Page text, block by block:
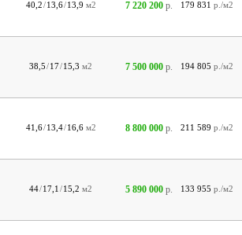
40,2/ 13,6/ 13,9 м2 7 220 200 р. 179 831 р./м2
38,5/17/15,3 м2 7 500 000 р. 194 805 р./м2
41,6/ 13,4/ 16,6 м2 8 800 000 р. 211 589 р./м2
44/17,1 /15,2 м2 5 890 000 р. 133 955 р./м2